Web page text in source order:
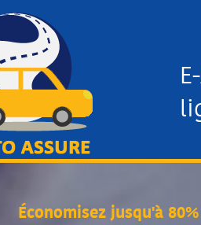
Économisez jusqu'à 80%